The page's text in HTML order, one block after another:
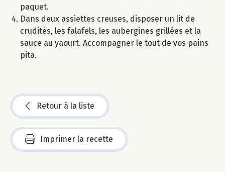
paquet.
Dans deux assiettes creuses, disposer un lit de
crudités, les falafels, les aubergines grillées et la
sauce au yaourt. Accompagner le tout de vos pains
pita.
Retour à la liste
Imprimer la recette